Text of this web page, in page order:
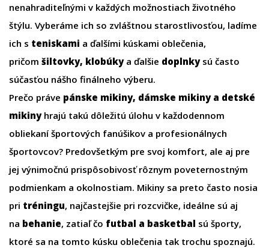
nenahraditeľnými v každých možnostiach životného
štýlu. Vyberáme ich so zvláštnou starostlivosťou, ladíme
ich s teniskami a ďalšími kúskami oblečenia,
pričom šiltovky, klobúkya ďalšie doplnkysú často
súčasťou nášho finálneho výberu.
Prečo práve pánske mikiny, dámske mikinya detské
mikiny hrajú takú dôležitú úlohu v každodennom
obliekaní športových fanúšikov a profesionálnych
športovcov? Predovšetkým pre svoj komfort, ale aj pre
jej výnimočnú prispôsobivosť rôznym poveternostným
podmienkam a okolnostiam. Mikiny sa preto často nosia
pri tréningu, najčastejšie pri rozcvičke, ideálne sú aj
na behanie, zatiaľ čo futbal a basketbal sú športy,
ktoré sa na tomto kúsku oblečenia tak trochu spoznajú.